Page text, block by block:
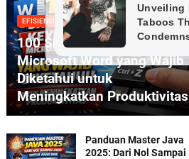
EFISIENSI MENGETIK
100 Shortcut Keyboard
Microsoft Word yang Wajib
Diketahui untuk
Meningkatkan Produktivitas
Panduan Master Java
2025: Dari Nol Sampai